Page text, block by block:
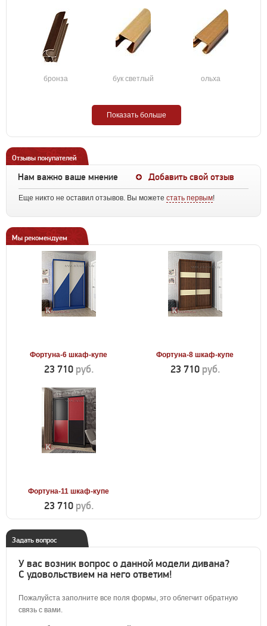
бронза бук светлый ольха
Показать больше
Отзывы покупателей
Нам важно ваше мнение Добавить свой отзыв
Еще никто не оставил отзывов. Вы можете стать первым!
Мы рекомендуем
Фортуна-6 шкаф-купе
23 710 руб.
Фортуна-8 шкаф-купе
23 710 руб.
Фортуна-11 шкаф-купе
23 710 руб.
Задать вопрос
У вас возник вопрос о данной модели дивана?
С удовольствием на него ответим!
Пожалуйста заполните все поля формы, это облегчит обратную
связь с вами.